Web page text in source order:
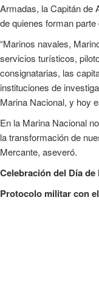
Armadas, la Capitán de
de quienes forman
“Marinos navales,
servicios turísticos,
consignatarias, las
instituciones de
Marina Nacional, y hoy
En la Marina Nacional
la transformación de
Mercante, aseveró.
Celebración del Día
Protocolo militar con